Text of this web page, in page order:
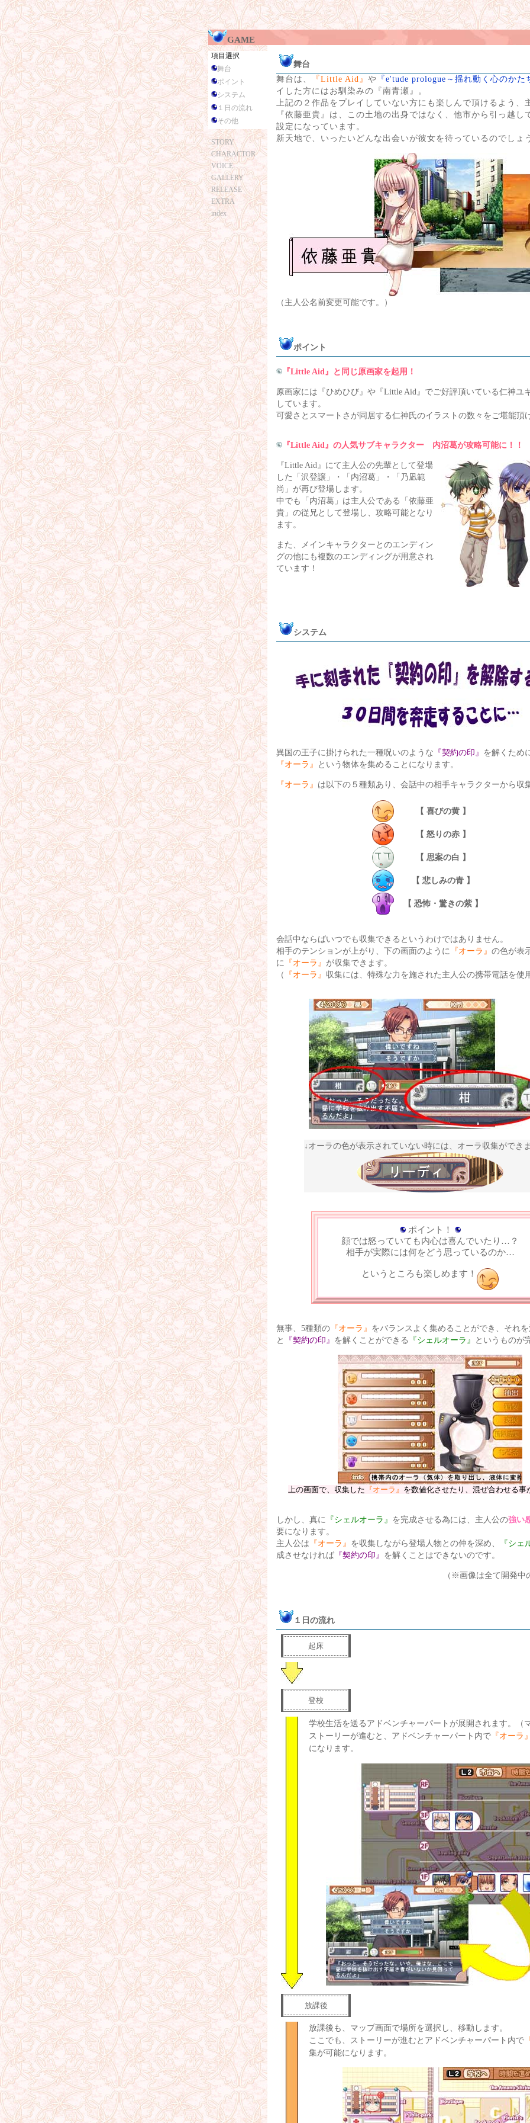
GAME
項目選択
舞台
ポイント
システム
１日の流れ
その他
STORY
CHARACTOR
VOICE
GALLERY
RELEASE
EXTRA
index
舞台
舞台は、
『Little Aid』 や 『e'tude prologue～揺れ動く心のかた
イした方にはお馴染みの『南青瀬』。
上記の２作品をプレイしていない方にも楽しんで頂けるよう、
『依藤亜貴』は、この土地の出身ではなく、他市から引っ越し
設定になっています。
新天地で、いったいどんな出会いが彼女を待っているのでしょ
（主人公名前変更可能です。）
ポイント
『Little Aid』と同じ原画家を起用！
原画家には『ひめひび』や『Little Aid』でご好評頂いている仁神ユ
しています。
可愛さとスマートさが同居する仁神氏のイラストの数々をご堪能頂
『Little Aid』の人気サブキャラクター 内沼葛が攻略可能に！！
『Little Aid』にて主人公の先輩として登場
した「沢登譲」・「内沼葛」・「乃凪範
尚」が再び登場します。
中でも「内沼葛」は主人公である「依藤亜
貴」の従兄として登場し、攻略可能となり
ます。
また、メインキャラクターとのエンディン
グの他にも複数のエンディングが用意され
ています！
システム
異国の王子に掛けられた一種呪いのような 『契約の印』 を解くため
『オーラ』
という物体を集めることになります。
『オーラ』 は以下の５種類あり、会話中の相手キャラクターから収
【 喜びの黄 】
【 怒りの赤 】
【 思案の白 】
【 悲しみの青 】
【 恐怖・驚きの紫 】
会話中ならばいつでも収集できるというわけではありません。
相手のテンションが上がり、下の画面のように 『オーラ』 の色が表
に 『オーラ』 が収集できます。
（
『オーラ』 収集には、特殊な力を施された主人公の携帯電話を使
↓オーラの色が表示されていない時には、オーラ収集ができ
ポイント！
顔では怒っていても内心は喜んでいたり…？
相手が実際には何をどう思っているのか…
というところも楽しめます！
無事、5種類の 『オーラ』 をバランスよく集めることができ、それ
と
『契約の印』 を解くことができる 『シェルオーラ』 というものが
上の画面で、収集した 『オーラ』 を数値化させたり、混ぜ合わせる事
しかし、真に 『シェルオーラ』 を完成させる為には、主人公の強い
要になります。
主人公は 『オーラ』 を収集しながら登場人物との仲を深め、
『シェ
成させなければ 『契約の印』 を解くことはできないのです。
（※画像は全て開発中
１日の流れ
起床
登校
学校生活を送るアドベンチャーパートが展開されます。（
ストーリーが進むと、アドベンチャーパート内で 『オーラ
になります。
放課後
放課後も、マップ画面で場所を選択し、移動します。
ここでも、ストーリーが進むとアドベンチャーパート内で
集が可能になります。